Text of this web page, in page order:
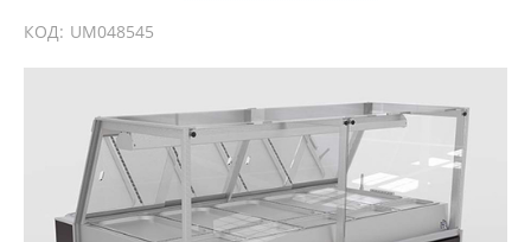
КОД: UM048545